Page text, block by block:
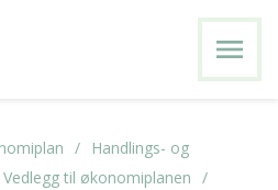
menu
Handlings- og
Vedlegg til økonomiplanen